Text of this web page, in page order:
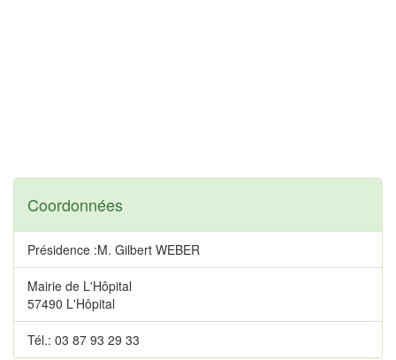
Coordonnées
Présidence :M. Gilbert WEBER
Mairie de L'Hôpital
57490 L'Hôpital
Tél.: 03 87 93 29 33